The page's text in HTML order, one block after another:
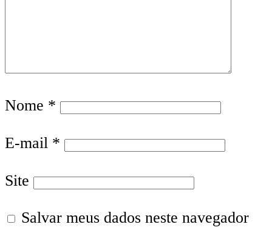
Nome *
E-mail *
Site
Salvar meus dados neste navegador